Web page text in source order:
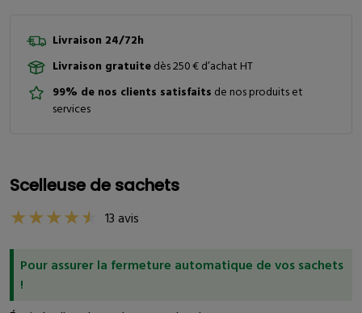
Scelleuse de sachets
13 avis
Pour assurer la fermeture automatique de vos sachets
!
Livraison 24/72h
Livraison gratuitedès 250 € d’achat HT
99% de nos clients satisfaits de nos produits et
services